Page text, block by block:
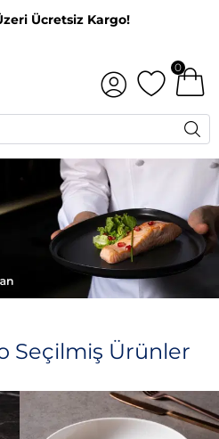
Ücretsiz Kargo!
0
Seçilmiş Ürünler